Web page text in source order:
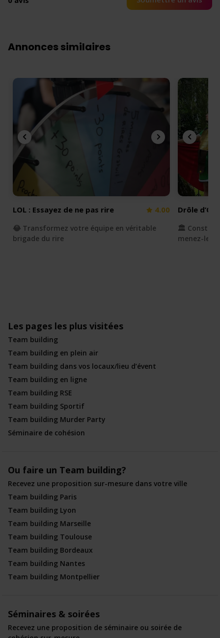
Annonces similaires
LOL : Essayez de ne pas rire 4.00
😂 Transformez votre équipe en véritable
brigade du rire
Drôle
🏛️
menez-le à
Les pages les plus visitées
Team building
Team building en plein air
Team building dans vos locaux/lieu d’évent
Team building en ligne
Team building RSE
Team building Sportif
Team building Murder Party
Séminaire de cohésion
Ou faire un Team building?
Recevez une proposition sur-mesure dans votre ville
Team building Paris
Team building Lyon
Team building Marseille
Team building Toulouse
Team building Bordeaux
Team building Nantes
Team building Montpellier
Séminaires & soirées
Recevez une proposition de séminaire ou soirée de